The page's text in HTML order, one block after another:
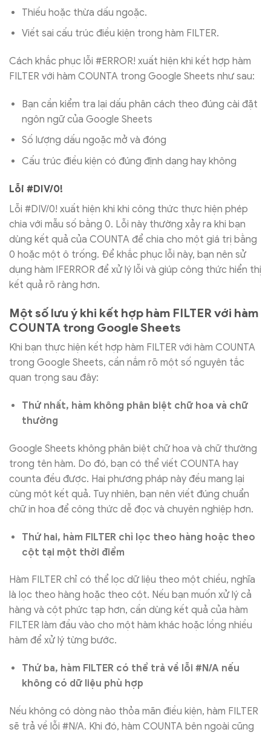
Thiếu hoặc thừa dấu ngoặc.
Viết sai cấu trúc điều kiện trong hàm FILTER.
Cách khắc phục lỗi #ERROR! xuất hiện khi kết hợp hàm
FILTER với hàm COUNTA trong Google Sheets như sau:
Bạn cần kiểm tra lại dấu phân cách theo đúng cài đặt
ngôn ngữ của Google Sheets
Số lượng dấu ngoặc mở và đóng
Cấu trúc điều kiện có đúng định dạng hay không
Lỗi #DIV/0!
Lỗi #DIV/0! xuất hiện khi khi công thức thực hiện phép
chia với mẫu số bằng 0. Lỗi này thường xảy ra khi bạn
dùng kết quả của COUNTA để chia cho một giá trị bằng
0 hoặc một ô trống. Để khắc phục lỗi này, bạn nên sử
dụng hàm IFERROR để xử lý lỗi và giúp công thức hiển thị
kết quả rõ ràng hơn.
Một số lưu ý khi kết hợp hàm FILTER với hàm
COUNTA trong Google Sheets
Khi bạn thực hiện kết hợp hàm FILTER với hàm COUNTA
trong Google Sheets, cần nắm rõ một số nguyên tắc
quan trọng sau đây:
Thứ nhất, hàm không phân biệt chữ hoa và chữ
thường
Google Sheets không phân biệt chữ hoa và chữ thường
trong tên hàm. Do đó, bạn có thể viết COUNTA hay
counta đều được. Hai phương pháp này đều mang lại
cùng một kết quả. Tuy nhiên, bạn nên viết đúng chuẩn
chữ in hoa để công thức dễ đọc và chuyên nghiệp hơn.
Thứ hai, hàm FILTER chỉ lọc theo hàng hoặc theo
cột tại một thời điểm
Hàm FILTER chỉ có thể lọc dữ liệu theo một chiều, nghĩa
là lọc theo hàng hoặc theo cột. Nếu bạn muốn xử lý cả
hàng và cột phức tạp hơn, cần dùng kết quả của hàm
FILTER làm đầu vào cho một hàm khác hoặc lồng nhiều
hàm để xử lý từng bước.
Thứ ba, hàm FILTER có thể trả về lỗi #N/A nếu
không có dữ liệu phù hợp
Nếu không có dòng nào thỏa mãn điều kiện, hàm FILTER
sẽ trả về lỗi #N/A. Khi đó, hàm COUNTA bên ngoài cũng